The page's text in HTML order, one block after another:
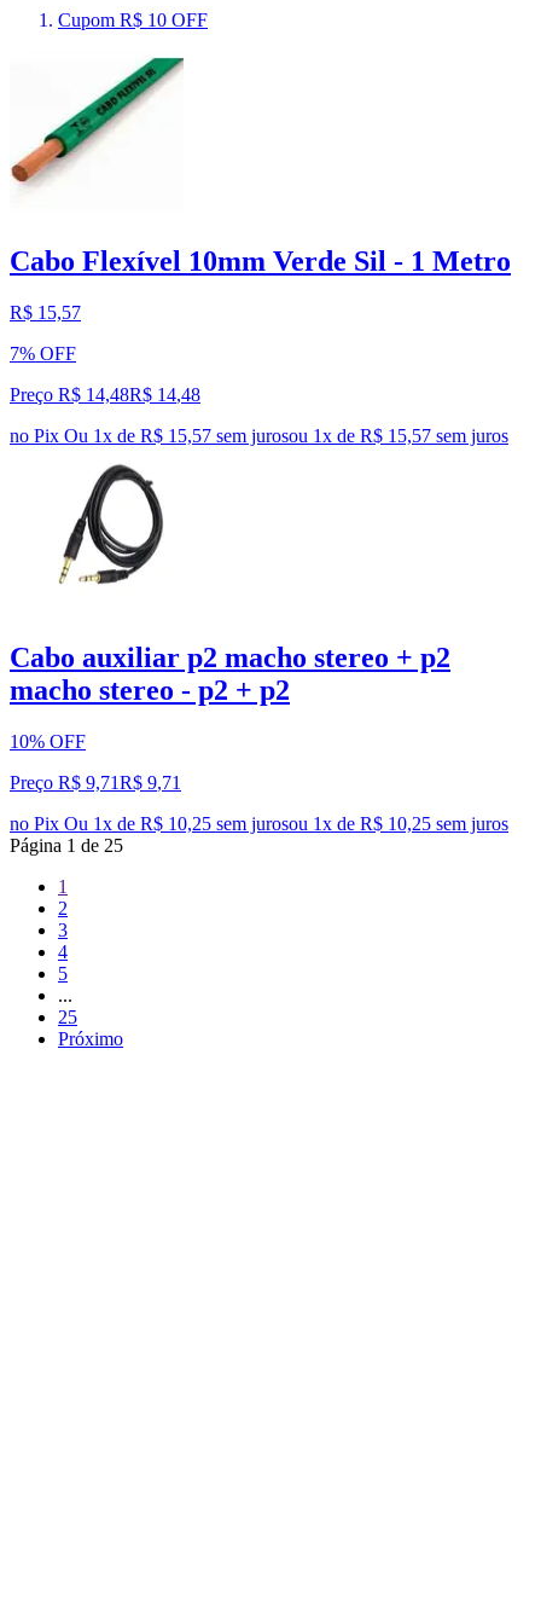
Cupom R$ 10 OFF
Cabo Flexível 10mm Verde Sil - 1 Metro
R$ 15,57
7% OFF
Preço R$ 14,48R$ 14,48
no Pix Ou 1x de R$ 15,57 sem jurosou 1x de R$ 15,57 sem juros
Cabo auxiliar p2 macho stereo + p2
macho stereo - p2 + p2
10% OFF
Preço R$ 9,71R$ 9,71
no Pix Ou 1x de R$ 10,25 sem jurosou 1x de R$ 10,25 sem juros
Página 1 de 25
1
2
3
4
5
...
25
Próximo